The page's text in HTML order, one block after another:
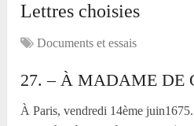
Lettres choisies
Documents et essais
27. – À MADAME DE
À Paris, vendredi 14ème juin1675.